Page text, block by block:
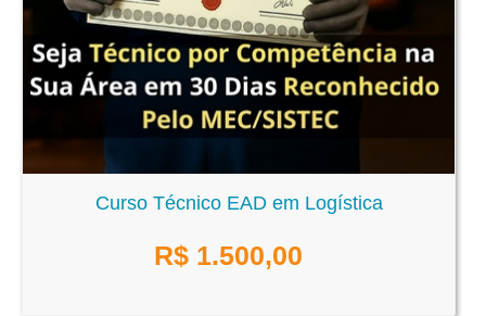
Curso Técnico EAD em Logística
R$ 1.500,00